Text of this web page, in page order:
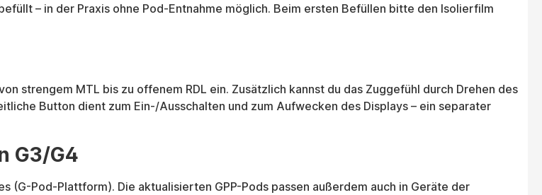
– in der Praxis ohne Pod-Entnahme möglich. Beim ersten Befüllen bitte den Isolierfilm
strengem MTL bis zu offenem RDL ein. Zusätzlich kannst du das Zuggefühl durch Drehen des
Button dient zum Ein-/Ausschalten und zum Aufwecken des Displays – ein separater
G3/G4
(G-Pod-Plattform). Die aktualisierten GPP-Pods passen außerdem auch in Geräte der